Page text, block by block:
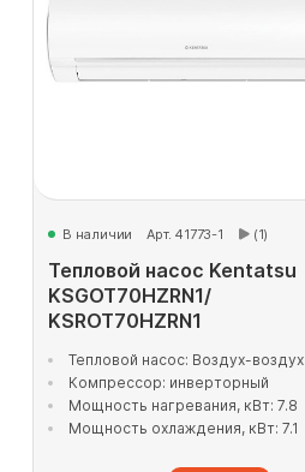
В наличии Арт. 41773-1 (1)
Тепловой насос Kentatsu
KSGOT70HZRN1/
KSROT70HZRN1
Тепловой насос: Воздух-воздух
Компрессор: инверторный
Мощность нагревания, кВт: 7.8
Мощность охлаждения, кВт: 7.1